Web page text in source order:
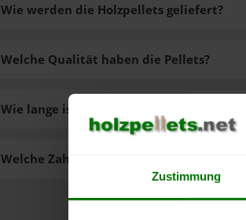
Zustimmung
Wie werden die Holzpellets geliefert?
Welche Zahlungsarten gibt es?
Welche Qualität haben die Pellets?
Wie lange ist die Lieferzeit der Pellets?